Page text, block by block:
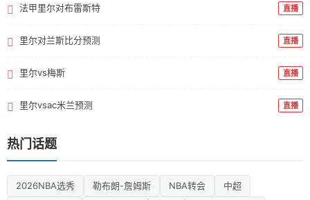
法甲里尔对布雷斯特 直播
里尔对兰斯比分预测 直播
里尔vs梅斯 直播
里尔vsac米兰预测 直播
热门话题
2026NBA选秀 勒布朗-詹姆斯 NBA转会
中超